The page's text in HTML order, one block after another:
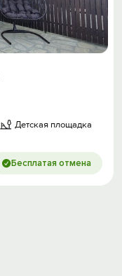
Детская площадка
Бесплатая отмена